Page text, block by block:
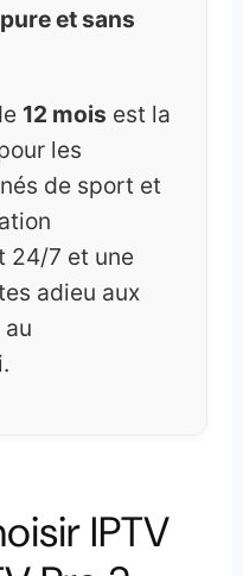
et sans
12 mois est la
les
de sport et
24/7 et une
adieu aux
IPTV